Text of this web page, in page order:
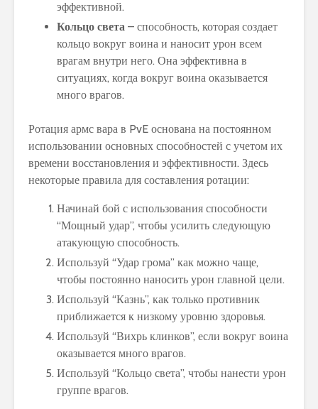
эффективной.
Кольцо света – способность, которая создает
кольцо вокруг воина и наносит урон всем
врагам внутри него. Она эффективна в
ситуациях, когда вокруг воина оказывается
много врагов.
Ротация армс вара в PvE основана на постоянном
использовании основных способностей с учетом их
времени восстановления и эффективности. Здесь
некоторые правила для составления ротации:
Начинай бой с использования способности
“Мощный удар”, чтобы усилить следующую
атакующую способность.
Используй “Удар грома” как можно чаще,
чтобы постоянно наносить урон главной цели.
Используй “Казнь”, как только противник
приближается к низкому уровню здоровья.
Используй “Вихрь клинков”, если вокруг воина
оказывается много врагов.
Используй “Кольцо света”, чтобы нанести урон
группе врагов.